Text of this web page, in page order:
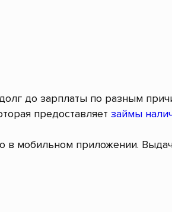
до зарплаты по разным
предоставляет займы
в мобильном приложении.